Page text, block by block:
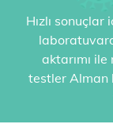
Hızlı
aktarımı
testler Alman